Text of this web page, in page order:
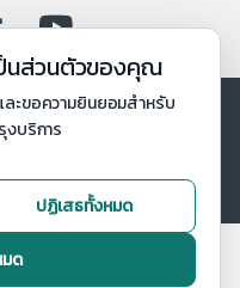
นส่วนตัวของคุณ
ละขอความยินยอมสำหรับ
งบริการ
ปฏิเสธทั้งหมด
ด